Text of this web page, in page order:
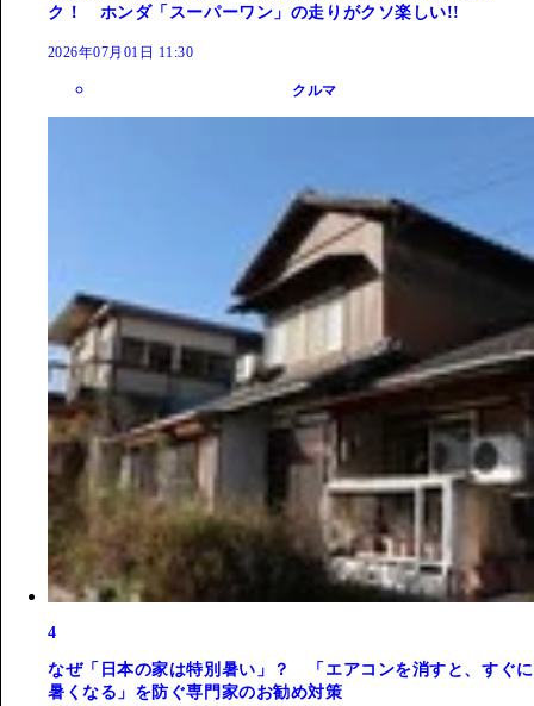
ク！ ホンダ「スーパーワン」の走りがクソ楽しい!!
2026年07月01日 11:30
クルマ
4
なぜ「日本の家は特別暑い」？ 「エアコンを消すと、すぐに
暑くなる」を防ぐ専門家のお勧め対策